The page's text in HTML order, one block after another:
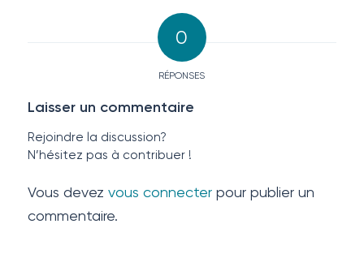
0
RÉPONSES
Laisser un commentaire
Rejoindre la discussion?
N’hésitez pas à contribuer !
Vous devez vous connecterpour publier un
commentaire.